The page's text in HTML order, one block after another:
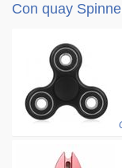
Mẹ
Con quay